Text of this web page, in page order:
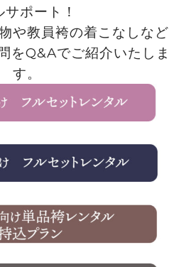
サポート！
や教員袴の着こなしなど
をQ&Aでご紹介いたしま
す。